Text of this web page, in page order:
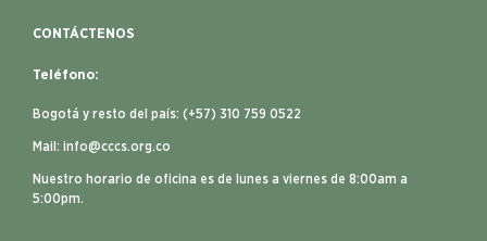
CONTÁCTENOS
Teléfono:
Bogotá y resto del país: (+57) 310 759 0522
Mail: info@cccs.org.co
Nuestro horario de oficina es de lunes a viernes de 8:00am a
5:00pm.